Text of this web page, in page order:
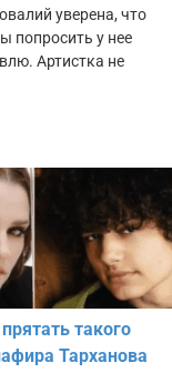
уверена, что
попросить у нее
Артистка не
такого
Тарханова